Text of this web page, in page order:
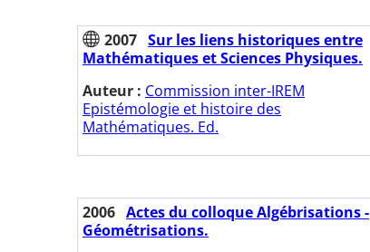
2007 Sur les liens historiques entre
Mathématiques et Sciences Physiques.
Auteur : Commission inter-IREM
Epistémologie et histoire des
Mathématiques. Ed.
2006 Actes du colloque Algébrisations -
Géométrisations.